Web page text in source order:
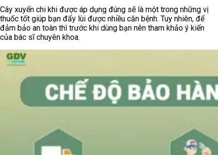
Cây xuyến chi khi được áp dụng đúng sẽ là một trong những vị
thuốc tốt giúp bạn đẩy lùi được nhiều căn bệnh. Tuy nhiên, để
đảm bảo an toàn thì trước khi dùng bạn nên tham khảo ý kiến
của bác sĩ chuyên khoa.